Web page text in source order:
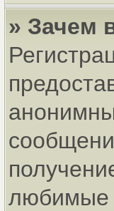
» Зачем
любимые